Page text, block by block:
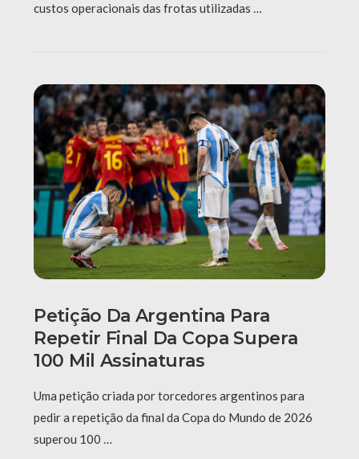
custos operacionais das frotas utilizadas …
Petição Da Argentina Para
Repetir Final Da Copa Supera
100 Mil Assinaturas
Uma petição criada por torcedores argentinos para
pedir a repetição da final da Copa do Mundo de 2026
superou 100 …